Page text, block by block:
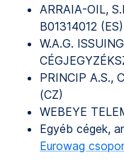
ARRAIA-OIL,
B01314012 (ES)
W.A.G.
PRINCIP A.S.,
(CZ)
WEBEYE
Egyéb cégek,
Eurowag